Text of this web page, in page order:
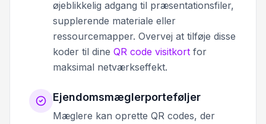
øjeblikkelig adgang til præsentationsfiler,
supplerende materiale eller
ressourcemapper. Overvej at tilføje disse
koder til dine QR code visitkort for
maksimal netværkseffekt.
Ejendomsmæglerporteføljer
Mæglere kan oprette QR codes, der